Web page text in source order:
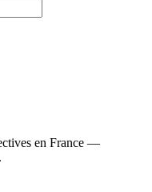
en France —